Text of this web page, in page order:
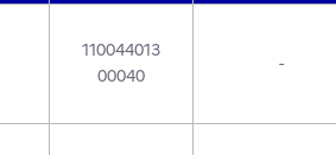
110044013
00040
-